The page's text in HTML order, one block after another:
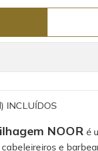
INCLUÍDOS
NOOR é
e